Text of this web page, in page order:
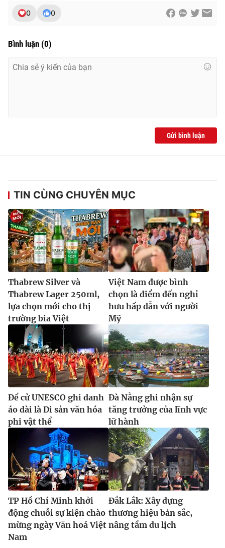
0 0
Bình luận (0)
Gửi bình luận
TIN CÙNG CHUYÊN MỤC
Thabrew Silver và
Thabrew Lager 250ml,
lựa chọn mới cho thị
trường bia Việt
Việt Nam được bình
chọn là điểm đến nghỉ
hưu hấp dẫn với người
Mỹ
Đề cử UNESCO ghi danh
áo dài là Di sản văn hóa
phi vật thể
Đà Nẵng ghi nhận sự
tăng trưởng của lĩnh vực
lữ hành
TP Hồ Chí Minh khởi
động chuỗi sự kiện chào
mừng ngày Văn hoá Việt
Nam
Đắk Lắk: Xây dựng
thương hiệu bản sắc,
nâng tầm du lịch